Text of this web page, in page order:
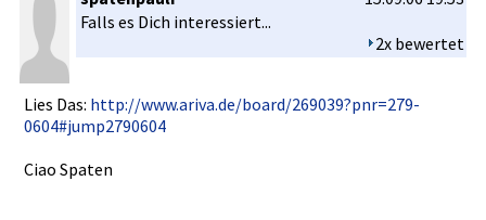
2x bewertet
Falls es Dich interessie­rt...
Lies Das: http://www­.ariva.de/­board/2690­39?pnr=279­
0604#jump2­790604
Ciao Spaten